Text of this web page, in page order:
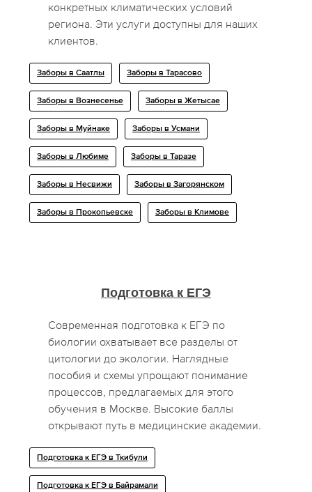
конкретных климатических условий
региона. Эти услуги доступны для наших
клиентов.
Заборы в Саатлы Заборы в Тарасово
Заборы в Вознесенье Заборы в Жетысае
Заборы в Муйнаке Заборы в Усмани
Заборы в Любиме Заборы в Таразе
Заборы в Несвижи Заборы в Загорянском
Заборы в Прокопьевске Заборы в Климове
Подготовка к ЕГЭ
Современная подготовка к ЕГЭ по
биологии охватывает все разделы от
цитологии до экологии. Наглядные
пособия и схемы упрощают понимание
процессов, предлагаемых для этого
обучения в Москве. Высокие баллы
открывают путь в медицинские академии.
Подготовка к ЕГЭ в Ткибули
Подготовка к ЕГЭ в Байрамали